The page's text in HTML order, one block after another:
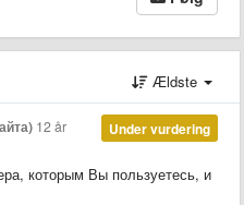
Ældste
Under vurdering
12 år
которым Вы пользуетесь, и